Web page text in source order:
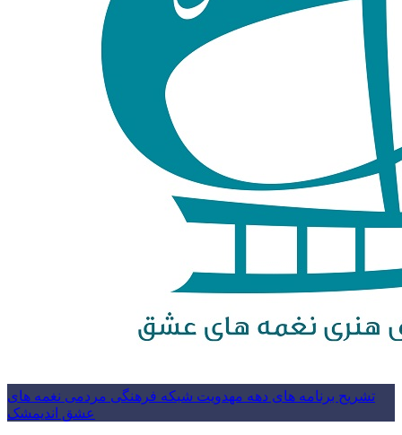
تشریح برنامه های دهه مهدویت شبکه فرهنگی مردمی نغمه های
عشق اندیمشک